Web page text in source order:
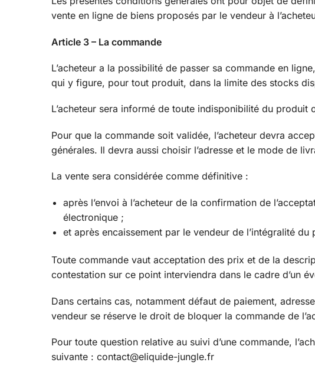
vente en ligne de biens proposés par le vendeur à
Article 3 – La commande
L’acheteur a la possibilité de passer sa commande en
qui y figure, pour tout produit, dans la limite des stocks
L’acheteur sera informé de toute indisponibilité du produit
Pour que la commande soit validée, l’acheteur devra
générales. Il devra aussi choisir l’adresse et le mode de
La vente sera considérée comme définitive :
après l’envoi à l’acheteur de la confirmation de
électronique ;
et après encaissement par le vendeur de l’intégralité du
Toute commande vaut acceptation des prix et de la
contestation sur ce point interviendra dans le cadre d’un
Dans certains cas, notamment défaut de paiement,
vendeur se réserve le droit de bloquer la commande de
Pour toute question relative au suivi d’une commande,
suivante : contact@eliquide-jungle.fr